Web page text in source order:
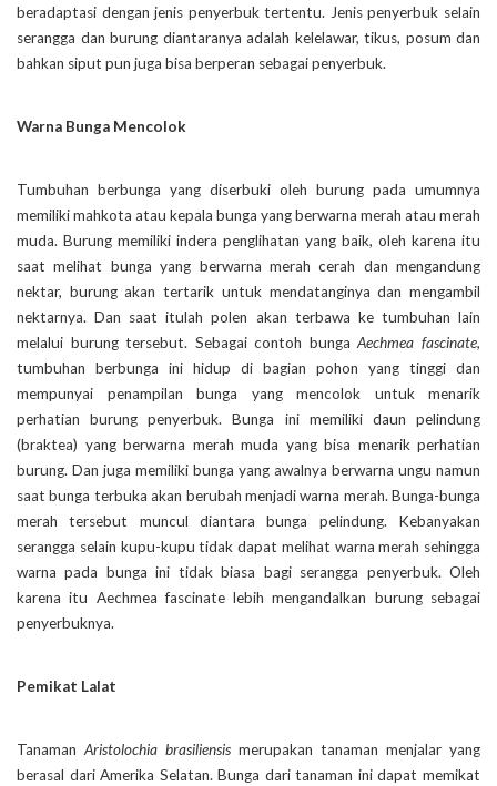
beradaptasi dengan jenis penyerbuk tertentu. Jenis penyerbuk selain
serangga dan burung diantaranya adalah kelelawar, tikus, posum dan
bahkan siput pun juga bisa berperan sebagai penyerbuk.
Warna Bunga Mencolok
Tumbuhan berbunga yang diserbuki oleh burung pada umumnya
memiliki mahkota atau kepala bunga yang berwarna merah atau merah
muda. Burung memiliki indera penglihatan yang baik, oleh karena itu
saat melihat bunga yang berwarna merah cerah dan mengandung
nektar, burung akan tertarik untuk mendatanginya dan mengambil
nektarnya. Dan saat itulah polen akan terbawa ke tumbuhan lain
melalui burung tersebut. Sebagai contoh bungaAechmea fascinate,
tumbuhan berbunga ini hidup di bagian pohon yang tinggi dan
mempunyai penampilan bunga yang mencolok untuk menarik
perhatian burung penyerbuk. Bunga ini memiliki daun pelindung
(braktea) yang berwarna merah muda yang bisa menarik perhatian
burung. Dan juga memiliki bunga yang awalnya berwarna ungu namun
saat bunga terbuka akan berubah menjadi warna merah. Bunga-bunga
merah tersebut muncul diantara bunga pelindung. Kebanyakan
serangga selain kupu-kupu tidak dapat melihat warna merah sehingga
warna pada bunga ini tidak biasa bagi serangga penyerbuk. Oleh
karena itu Aechmea fascinate lebih mengandalkan burung sebagai
penyerbuknya.
Pemikat Lalat
TanamanAristolochia brasiliensis merupakan tanaman menjalar yang
berasal dari Amerika Selatan. Bunga dari tanaman ini dapat memikat